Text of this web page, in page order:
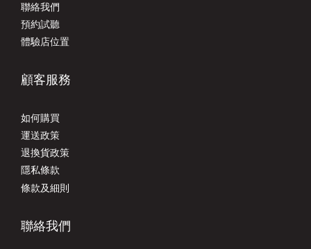
聯絡我們
預約試聽
體驗店位置
顧客服務
如何購買
運送政策
退換貨政策
隱私條款
條款及細則
聯絡我們